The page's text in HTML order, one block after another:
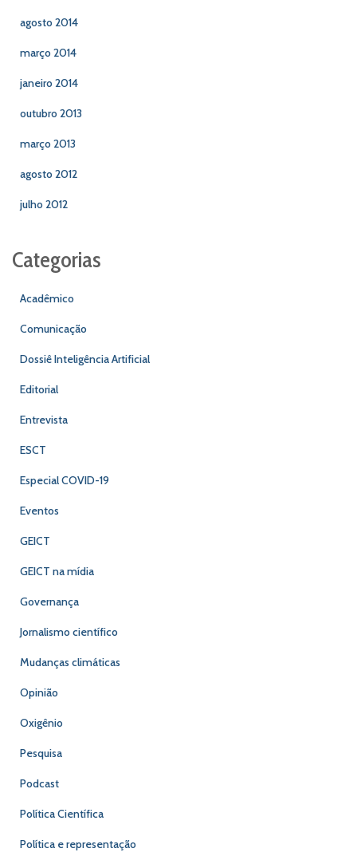
agosto 2014
março 2014
janeiro 2014
outubro 2013
março 2013
agosto 2012
julho 2012
Categorias
Acadêmico
Comunicação
Dossiê Inteligência Artificial
Editorial
Entrevista
ESCT
Especial COVID-19
Eventos
GEICT
GEICT na mídia
Governança
Jornalismo científico
Mudanças climáticas
Opinião
Oxigênio
Pesquisa
Podcast
Política Científica
Política e representação